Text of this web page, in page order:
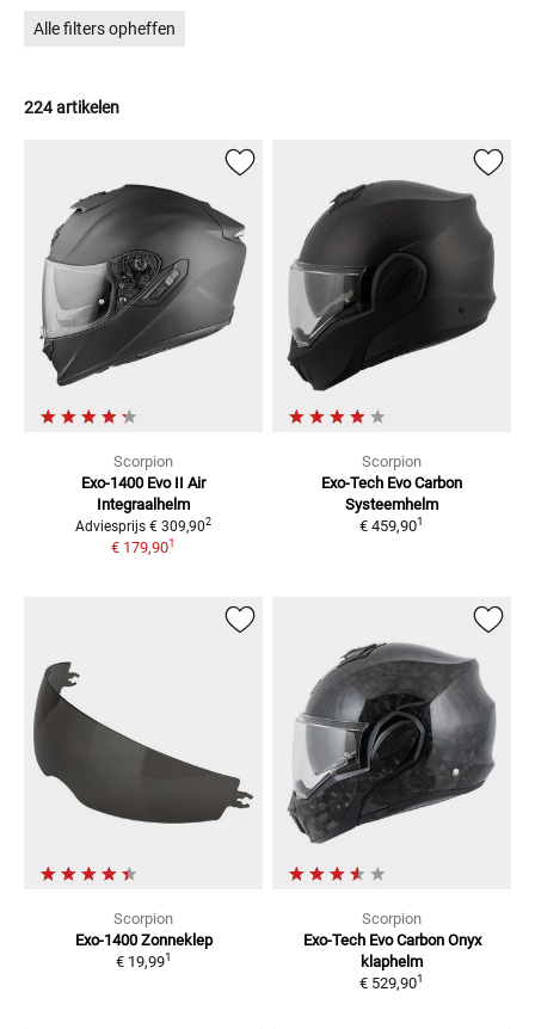
Alle filters opheffen
224 artikelen
Scorpion
Exo-1400 Evo II Air
Integraalhelm
Adviesprijs € 309,902
€ 179,901
Scorpion
Exo-Tech Evo Carbon
Systeemhelm
€ 459,901
Scorpion
Exo-1400 Zonneklep
€ 19,991
Scorpion
Exo-Tech Evo Carbon Onyx
klaphelm
€ 529,901